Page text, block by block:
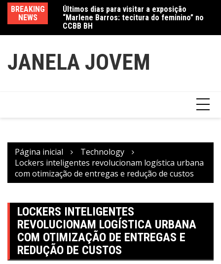
conteúdo
BREAKING
NEWS
marcam
Últimos dias para visitar a exposição
“Marlene Barros: tecitura do feminino” no
CCBB BH
JANELA JOVEM
Página inicial
Technology
Lockers inteligentes revolucionam logística urbana
com otimização de entregas e redução de custos
LOCKERS INTELIGENTES
REVOLUCIONAM LOGÍSTICA URBANA
COM OTIMIZAÇÃO DE ENTREGAS E
REDUÇÃO DE CUSTOS